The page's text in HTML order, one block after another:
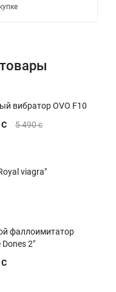
вибратор OVO F10
5 490 с
viagra"
фаллоимитатор
Dones 2"